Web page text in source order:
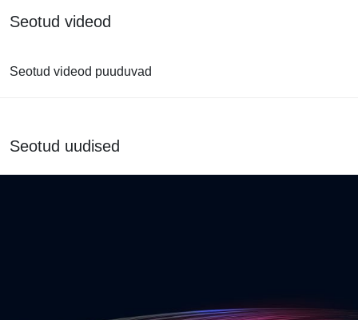
Seotud videod
Seotud videod puuduvad
Seotud uudised